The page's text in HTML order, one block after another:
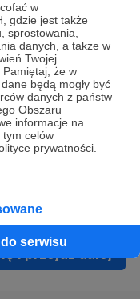
w
gdzie jest także
sprostowania,
danych, a także w
Twojej
że w
będą mogły być
danych z państw
Obszaru
informacje na
tym celów
prywatności.
serwisu
danych
w celu
Patronite.
elektroniczną
ta może zostać
i przejdź dalej